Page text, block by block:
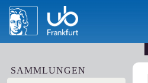
SAMMLUNGEN